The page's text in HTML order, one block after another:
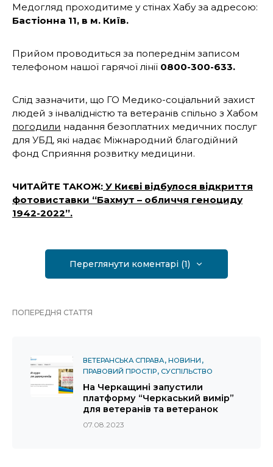
Медогляд проходитиме у стінах Хабу за адресою:
Бастіонна 11, в м. Київ.
Прийом проводиться за попереднім записом
телефоном нашої гарячої лінії 0800-300-633.
Слід зазначити, що ГО Медико-соціальний захист
людей з інвалідністю та ветеранів спільно з Хабом
погодили надання безоплатних медичних послуг
для УБД, які надає Міжнародний благодійний
фонд Сприяння розвитку медицини.
ЧИТАЙТЕ ТАКОЖ: У Києві відбулося відкриття
фотовиставки “Бахмут – обличчя геноциду
1942-2022”.
Переглянути коментарі (1)
ПОПЕРЕДНЯ СТАТТЯ
ВЕТЕРАНСЬКА СПРАВА НОВИНИ
ПРАВОВИЙ ПРОСТІР СУСПІЛЬСТВО
На Черкащині запустили
платформу “Черкаський вимір”
для ветеранів та ветеранок
07.08.2023